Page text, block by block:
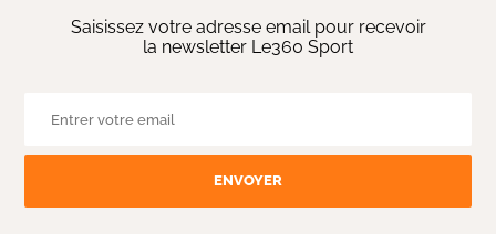
Saisissez votre adresse email pour recevoir
la newsletter Le360 Sport
ENVOYER